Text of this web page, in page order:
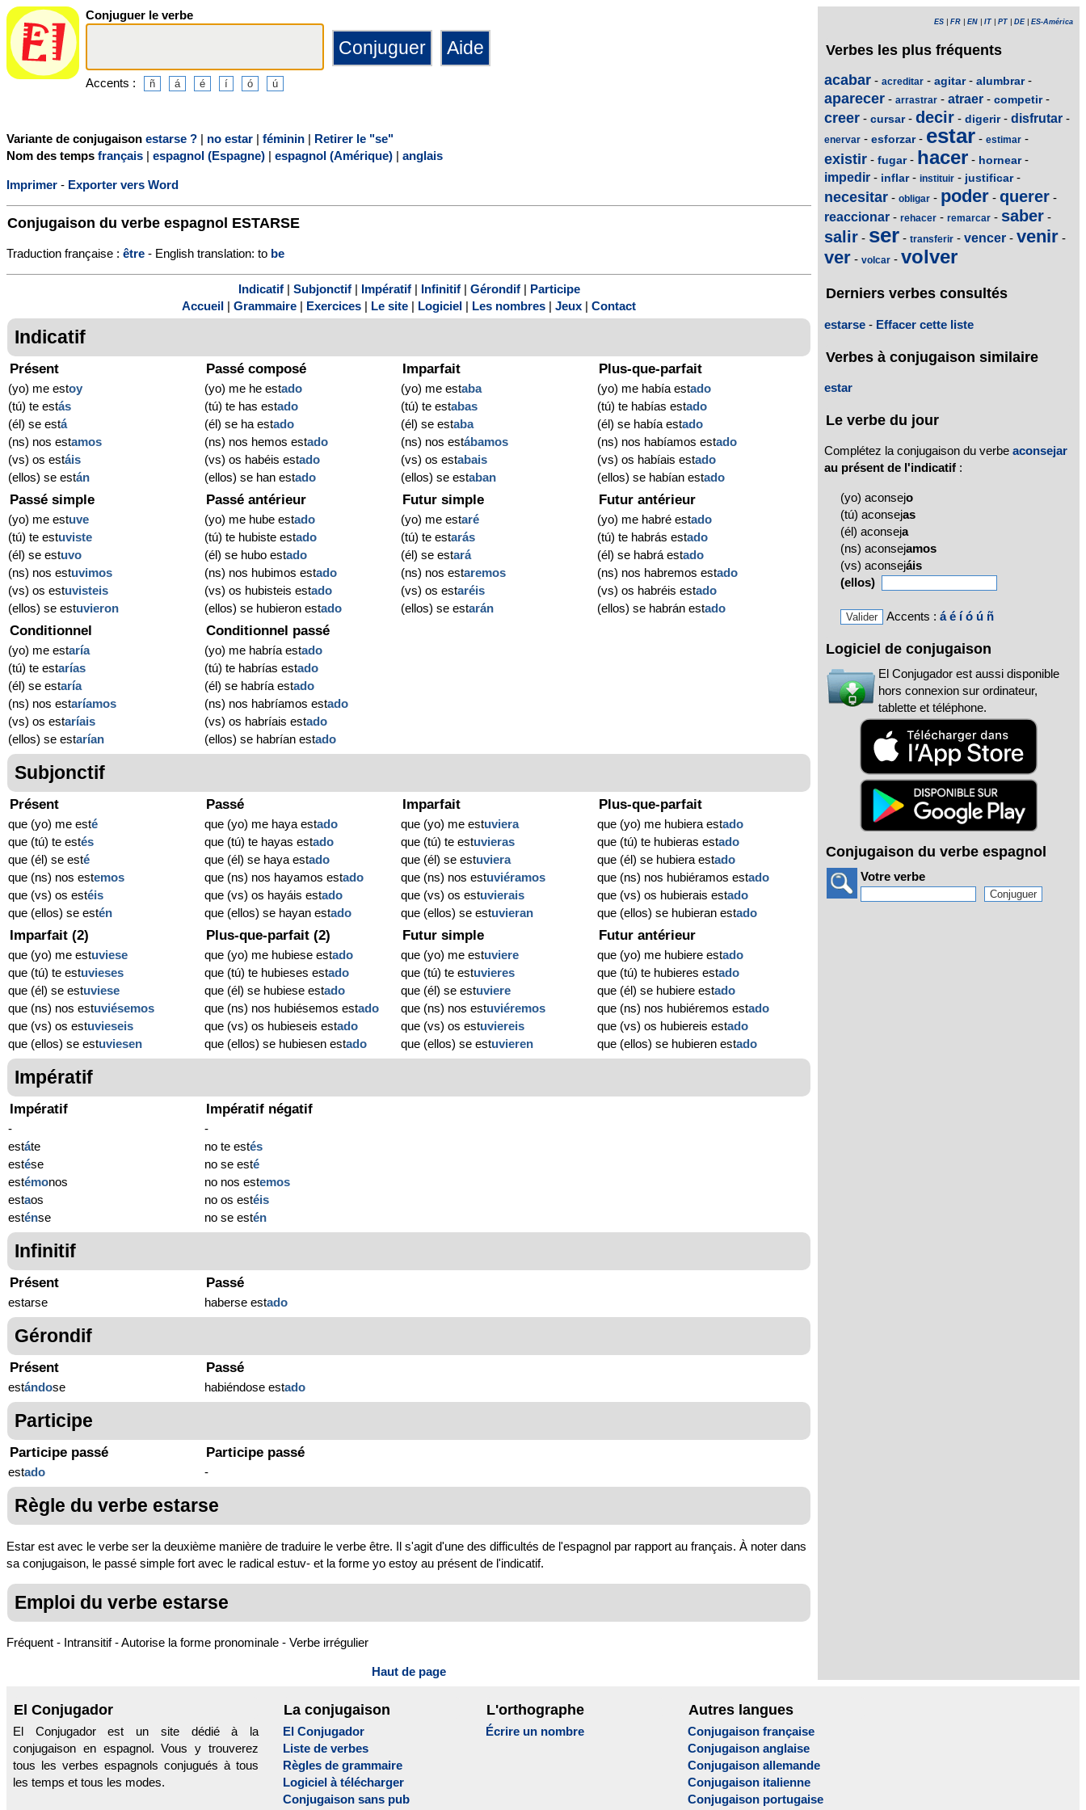
Conjuguer le verbe
Accents :
Variante de conjugaison estarse ? | no estar | féminin | Retirer le "se"
Nom des temps français | espagnol (Espagne) | espagnol (Amérique) | anglais
Imprimer - Exporter vers Word
Conjugaison du verbe espagnol ESTARSE
Traduction française : être - English translation: to be
Indicatif| Subjonctif| Impératif| Infinitif| Gérondif|
Participe
Accueil
Grammaire Exercices Le site Logiciel Les nombres Jeux Contact
Indicatif
Présent
(yo) me estoy
(tú) te estás
(él) se está
(ns) nos estamos
(vs) os estáis
(ellos) se están
Passé composé
(yo) me he estado
(tú) te has estado
(él) se ha estado
(ns) nos hemos estado
(vs) os habéis estado
(ellos) se han estado
Imparfait
(yo) me estaba
(tú) te estabas
(él) se estaba
(ns) nos estábamos
(vs) os estabais
(ellos) se estaban
Plus-que-parfait
(yo) me había estado
(tú) te habías estado
(él) se había estado
(ns) nos habíamos estado
(vs) os habíais estado
(ellos) se habían estado
Passé simple
(yo) me estuve
(tú) te estuviste
(él) se estuvo
(ns) nos estuvimos
(vs) os estuvisteis
(ellos) se estuvieron
Passé antérieur
(yo) me hube estado
(tú) te hubiste estado
(él) se hubo estado
(ns) nos hubimos estado
(vs) os hubisteis estado
(ellos) se hubieron estado
Futur simple
(yo) me estaré
(tú) te estarás
(él) se estará
(ns) nos estaremos
(vs) os estaréis
(ellos) se estarán
Futur antérieur
(yo) me habré estado
(tú) te habrás estado
(él) se habrá estado
(ns) nos habremos estado
(vs) os habréis estado
(ellos) se habrán estado
Conditionnel
(yo) me estaría
(tú) te estarías
(él) se estaría
(ns) nos estaríamos
(vs) os estaríais
(ellos) se estarían
Conditionnel passé
(yo) me habría estado
(tú) te habrías estado
(él) se habría estado
(ns) nos habríamos estado
(vs) os habríais estado
(ellos) se habrían estado
Subjonctif
Présent
que (yo) me esté
que (tú) te estés
que (él) se esté
que (ns) nos estemos
que (vs) os estéis
que (ellos) se estén
Passé
que (yo) me haya estado
que (tú) te hayas estado
que (él) se haya estado
que (ns) nos hayamos estado
que (vs) os hayáis estado
que (ellos) se hayan estado
Imparfait
que (yo) me estuviera
que (tú) te estuvieras
que (él) se estuviera
que (ns) nos estuviéramos
que (vs) os estuvierais
que (ellos) se estuvieran
Plus-que-parfait
que (yo) me hubiera estado
que (tú) te hubieras estado
que (él) se hubiera estado
que (ns) nos hubiéramos estado
que (vs) os hubierais estado
que (ellos) se hubieran estado
Imparfait (2)
que (yo) me estuviese
que (tú) te estuvieses
que (él) se estuviese
que (ns) nos estuviésemos
que (vs) os estuvieseis
que (ellos) se estuviesen
Plus-que-parfait (2)
que (yo) me hubiese estado
que (tú) te hubieses estado
que (él) se hubiese estado
que (ns) nos hubiésemos estado
que (vs) os hubieseis estado
que (ellos) se hubiesen estado
Futur simple
que (yo) me estuviere
que (tú) te estuvieres
que (él) se estuviere
que (ns) nos estuviéremos
que (vs) os estuviereis
que (ellos) se estuvieren
Futur antérieur
que (yo) me hubiere estado
que (tú) te hubieres estado
que (él) se hubiere estado
que (ns) nos hubiéremos estado
que (vs) os hubiereis estado
que (ellos) se hubieren estado
Impératif
Impératif
-
estáte
estése
estémonos
estaos
esténse
Impératif négatif
-
no te estés
no se esté
no nos estemos
no os estéis
no se estén
Infinitif
Présent
estarse
Passé
haberse estado
Gérondif
Présent
estándose
Passé
habiéndose estado
Participe
Participe passé
estado
Participe passé
-
Règle du verbe estarse
Estar est avec le verbe ser la deuxième manière de traduire le verbe être. Il s'agit d'une des difficultés de l'espagnol par rapport au français. À noter dans
sa conjugaison, le passé simple fort avec le radical estuv- et la forme yo estoy au présent de l'indicatif.
Emploi du verbe estarse
Fréquent - Intransitif - Autorise la forme pronominale - Verbe irrégulier
Haut de page
ES FR EN IT PT DE| ES-América
Verbes les plus fréquents
acabar - acreditar - agitar- alumbrar-
aparecer - arrastrar - atraer - competir-
creer - cursar- decir - digerir- disfrutar -
enervar - esforzar- estar - estimar -
existir - fugar- hacer - hornear-
impedir - inflar- instituir - justificar-
necesitar - obligar - poder - querer -
reaccionar - rehacer - remarcar - saber -
salir - ser - transferir - vencer - venir -
ver - volcar - volver
Derniers verbes consultés
estarse - Effacer cette liste
Verbes à conjugaison similaire
estar
Le verbe du jour
Complétez la conjugaison du verbe aconsejar
au présent de l'indicatif :
(yo) aconsejo
(tú) aconsejas
(él) aconseja
(ns) aconsejamos
(vs) aconsejáis
(ellos)
Accents : á é í ó ú ñ
Logiciel de conjugaison
El Conjugador est aussi disponible
hors connexion sur ordinateur,
tablette et téléphone.
Conjugaison du verbe espagnol
Votre verbe
El Conjugador
El Conjugador est un site dédié à la
conjugaison en espagnol. Vous y trouverez
tous les verbes espagnols conjugués à tous
les temps et tous les modes.
La conjugaison
El Conjugador
Liste de verbes
Règles de grammaire
Logiciel à télécharger
Conjugaison sans pub
L'orthographe
Écrire un nombre
Autres langues
Conjugaison française
Conjugaison anglaise
Conjugaison allemande
Conjugaison italienne
Conjugaison portugaise